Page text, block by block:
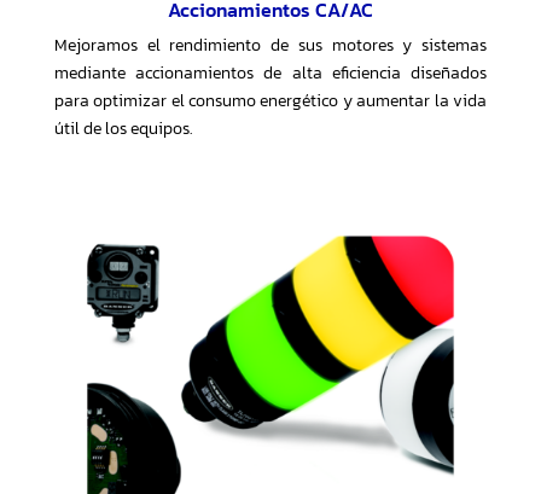
Accionamientos CA/AC
Mejoramos el rendimiento de sus motores y sistemas
mediante accionamientos de alta eficiencia diseñados
para optimizar el consumo energético y aumentar la vida
útil de los equipos.